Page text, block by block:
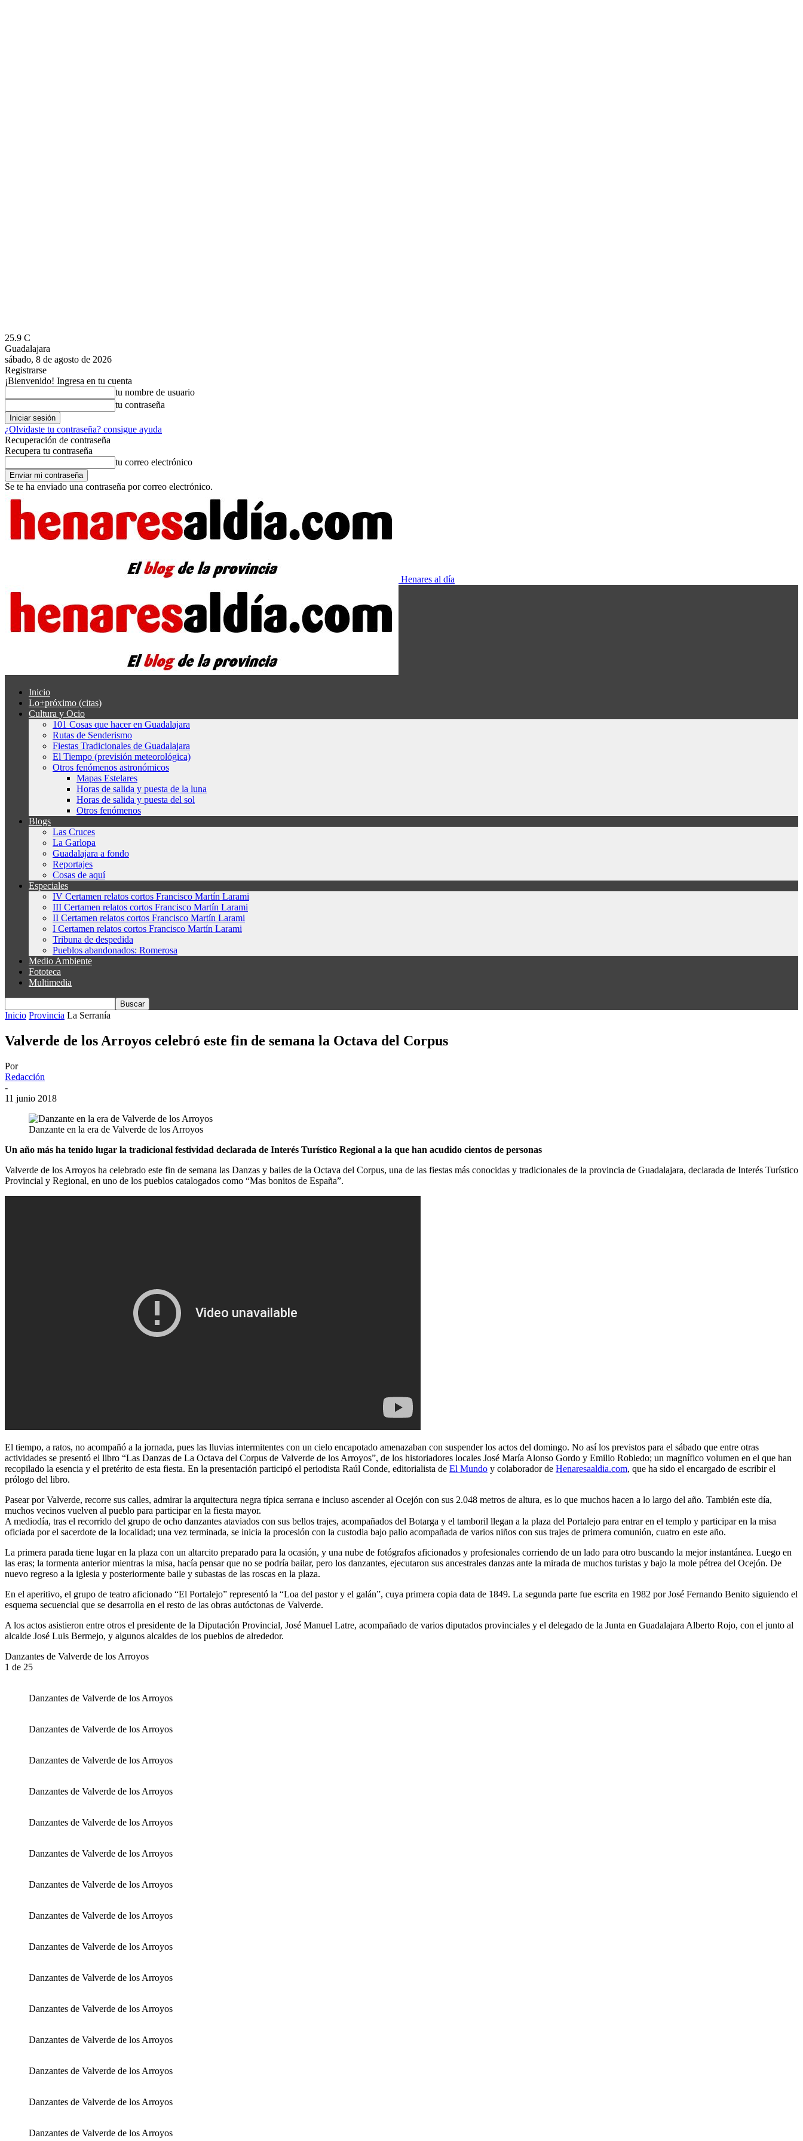
25.9 C
Guadalajara
sábado, 8 de agosto de 2026
Registrarse
¡Bienvenido! Ingresa en tu cuenta
tu nombre de usuario
tu contraseña
¿Olvidaste tu contraseña? consigue ayuda
Recuperación de contraseña
Recupera tu contraseña
tu correo electrónico
Se te ha enviado una contraseña por correo electrónico.
Henares al día
Inicio
Lo+próximo (citas)
Cultura y Ocio
101 Cosas que hacer en Guadalajara
Rutas de Senderismo
Fiestas Tradicionales de Guadalajara
El Tiempo (previsión meteorológica)
Otros fenómenos astronómicos
Mapas Estelares
Horas de salida y puesta de la luna
Horas de salida y puesta del sol
Otros fenómenos
Blogs
Las Cruces
La Garlopa
Guadalajara a fondo
Reportajes
Cosas de aquí
Especiales
IV Certamen relatos cortos Francisco Martín Larami
III Certamen relatos cortos Francisco Martín Larami
II Certamen relatos cortos Francisco Martín Larami
I Certamen relatos cortos Francisco Martín Larami
Tribuna de despedida
Pueblos abandonados: Romerosa
Medio Ambiente
Fototeca
Multimedia
Inicio Provincia La Serranía
Valverde de los Arroyos celebró este fin de semana la Octava del Corpus
Por
Redacción
-
11 junio 2018
Danzante en la era de Valverde de los Arroyos
Un año más ha tenido lugar la tradicional festividad declarada de Interés Turístico Regional a la que han acudido cientos de personas
Valverde de los Arroyos ha celebrado este fin de semana las Danzas y bailes de la Octava del Corpus, una de las fiestas más conocidas y tradicionales de la provincia de Guadalajara, declarada de Interés Turístico
Provincial y Regional, en uno de los pueblos catalogados como “Mas bonitos de España”.
El tiempo, a ratos, no acompañó a la jornada, pues las lluvias intermitentes con un cielo encapotado amenazaban con suspender los actos del domingo. No así los previstos para el sábado que entre otras
actividades se presentó el libro “Las Danzas de La Octava del Corpus de Valverde de los Arroyos”, de los historiadores locales José María Alonso Gordo y Emilio Robledo; un magnífico volumen en el que han
recopilado la esencia y el pretérito de esta fiesta. En la presentación participó el periodista Raúl Conde, editorialista de El Mundo y colaborador de Henaresaaldia.com, que ha sido el encargado de escribir el
prólogo del libro.
Pasear por Valverde, recorre sus calles, admirar la arquitectura negra típica serrana e incluso ascender al Ocejón con sus 2.048 metros de altura, es lo que muchos hacen a lo largo del año. También este día,
muchos vecinos vuelven al pueblo para participar en la fiesta mayor.
A mediodía, tras el recorrido del grupo de ocho danzantes ataviados con sus bellos trajes, acompañados del Botarga y el tamboril llegan a la plaza del Portalejo para entrar en el templo y participar en la misa
oficiada por el sacerdote de la localidad; una vez terminada, se inicia la procesión con la custodia bajo palio acompañada de varios niños con sus trajes de primera comunión, cuatro en este año.
La primera parada tiene lugar en la plaza con un altarcito preparado para la ocasión, y una nube de fotógrafos aficionados y profesionales corriendo de un lado para otro buscando la mejor instantánea. Luego en
las eras; la tormenta anterior mientras la misa, hacía pensar que no se podría bailar, pero los danzantes, ejecutaron sus ancestrales danzas ante la mirada de muchos turistas y bajo la mole pétrea del Ocejón. De
nuevo regreso a la iglesia y posteriormente baile y subastas de las roscas en la plaza.
En el aperitivo, el grupo de teatro aficionado “El Portalejo” representó la “Loa del pastor y el galán”, cuya primera copia data de 1849. La segunda parte fue escrita en 1982 por José Fernando Benito siguiendo el
esquema secuencial que se desarrolla en el resto de las obras autóctonas de Valverde.
A los actos asistieron entre otros el presidente de la Diputación Provincial, José Manuel Latre, acompañado de varios diputados provinciales y el delegado de la Junta en Guadalajara Alberto Rojo, con el junto al
alcalde José Luis Bermejo, y algunos alcaldes de los pueblos de alrededor.
Danzantes de Valverde de los Arroyos
1 de 25
Danzantes de Valverde de los Arroyos
Danzantes de Valverde de los Arroyos
Danzantes de Valverde de los Arroyos
Danzantes de Valverde de los Arroyos
Danzantes de Valverde de los Arroyos
Danzantes de Valverde de los Arroyos
Danzantes de Valverde de los Arroyos
Danzantes de Valverde de los Arroyos
Danzantes de Valverde de los Arroyos
Danzantes de Valverde de los Arroyos
Danzantes de Valverde de los Arroyos
Danzantes de Valverde de los Arroyos
Danzantes de Valverde de los Arroyos
Danzantes de Valverde de los Arroyos
Danzantes de Valverde de los Arroyos